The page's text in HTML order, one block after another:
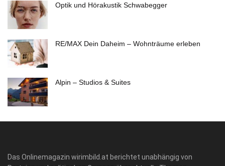
Optik und Hörakustik Schwabegger
RE/MAX Dein Daheim – Wohnträume erleben
Alpin – Studios & Suites
Das Onlinemagazin wirimbild.at berichtet unabhängig von